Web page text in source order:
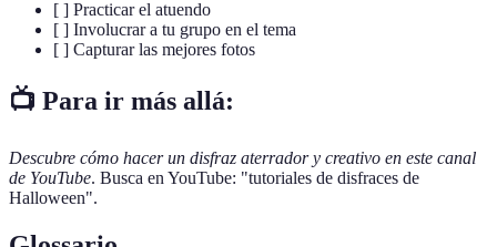
[ ] Practicar el atuendo
[ ] Involucrar a tu grupo en el tema
[ ] Capturar las mejores fotos
📺 Para ir más allá:
Descubre cómo hacer un disfraz aterrador y creativo en este canal
de YouTube. Busca en YouTube: "tutoriales de disfraces de
Halloween".